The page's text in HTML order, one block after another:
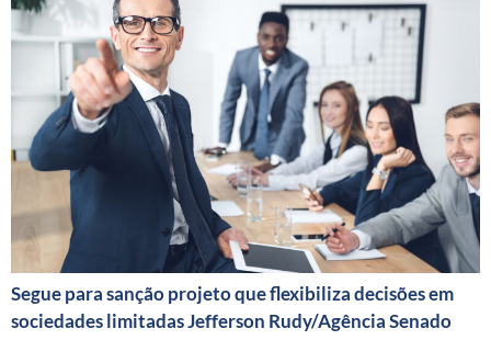
Segue para sanção projeto que flexibiliza decisões em
sociedades limitadas Jefferson Rudy/Agência Senado